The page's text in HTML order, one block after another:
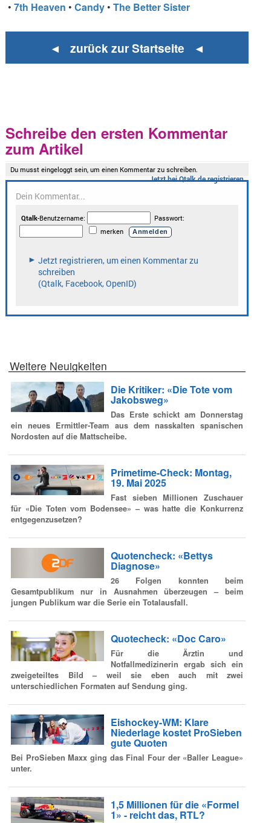
•7th Heaven •Candy •The Better Sister
◄ zurück zur Startseite ◄
Schreibe den ersten Kommentar
zum Artikel
Weitere Neuigkeiten
Die Kritiker: «Die Tote vom
Jakobsweg»
Das Erste schickt am Donnerstag
ein neues Ermittler-Team aus dem nasskalten spanischen
Nordosten auf die Mattscheibe.
Primetime-Check: Montag,
19. Mai 2025
Fast sieben Millionen Zuschauer
für «Die Toten vom Bodensee» – was hatte die Konkurrenz
entgegenzusetzen?
Quotencheck: «Bettys
Diagnose»
26 Folgen konnten beim
Gesamtpublikum nur in Ausnahmen überzeugen – beim
jungen Publikum war die Serie ein Totalausfall.
Quotecheck: «Doc Caro»
Für die Ärztin und
Notfallmedizinerin ergab sich ein
zweigeteiltes Bild – weil sie eben auch mit zwei
unterschiedlichen Formaten auf Sendung ging.
Eishockey-WM: Klare
Niederlage kostet ProSieben
gute Quoten
Bei ProSieben Maxx ging das Final Four der «Baller League»
unter.
1,5 Millionen für die «Formel
1» - reicht das, RTL?